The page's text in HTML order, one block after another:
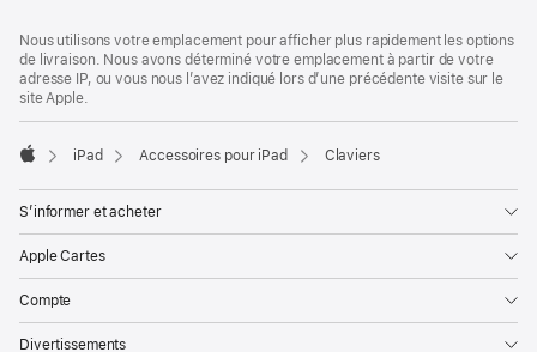
de
page
de
bas
de
Nous utilisons votre emplacement pour afficher plus rapidement les options
de livraison. Nous avons déterminé votre emplacement à partir de votre
adresse IP, ou vous nous l’avez indiqué lors d’une précédente visite sur le
site Apple.
iPad Accessoires pour iPad Claviers
S’informer et acheter
Apple Cartes
Compte
Divertissements